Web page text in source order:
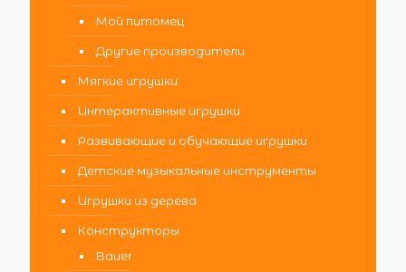
Мой питомец
Другие производители
Мягкие игрушки
Интерактивные игрушки
Развивающие и обучающие игрушки
Детские музыкальные инструменты
Игрушки из дерева
Конструкторы
Bauer